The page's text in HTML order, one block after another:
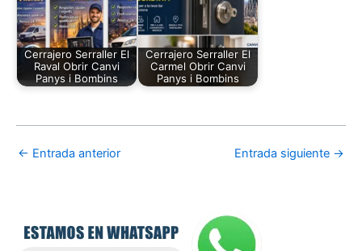
Cerrajero Serraller El
Raval Obrir Canvi
Panys i Bombins
Cerrajero Serraller El
Carmel Obrir Canvi
Panys i Bombins
← Entrada anterior Entrada siguiente →